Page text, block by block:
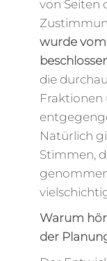
von Seiten
wurde
die
Fraktionen
Natürlich
Stimmen,
Warum
der